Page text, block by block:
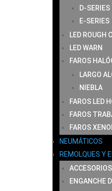
D-SERIES
E-SERIES
LED ROUGH
LED WARN
FAROS
LARGO
NIEBLA
FAROS LED
FAROS
FAROS
NEUMÁTICOS
REMOLQUES Y
ENGANCHE